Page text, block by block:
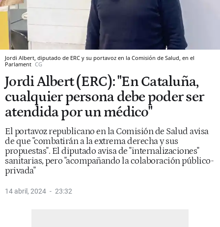
Jordi Albert, diputado de ERC y su portavoz en la Comisión de Salud, en el
Parlament CG
Jordi Albert (ERC): "En Cataluña,
cualquier persona debe poder ser
atendida por un médico"
El portavoz republicano en la Comisión de Salud avisa
de que "combatirán a la extrema derecha y sus
propuestas". El diputado avisa de "internalizaciones"
sanitarias, pero "acompañando la colaboración público-
privada"
14 abril, 2024 23:32